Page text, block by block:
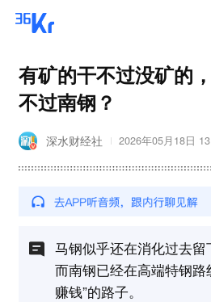
有矿的干不过没矿的
不过南钢？
深水财经社 2026年05月18日
马钢似乎还在消化过去留
而南钢已经在高端特钢路
赚钱”的路子。